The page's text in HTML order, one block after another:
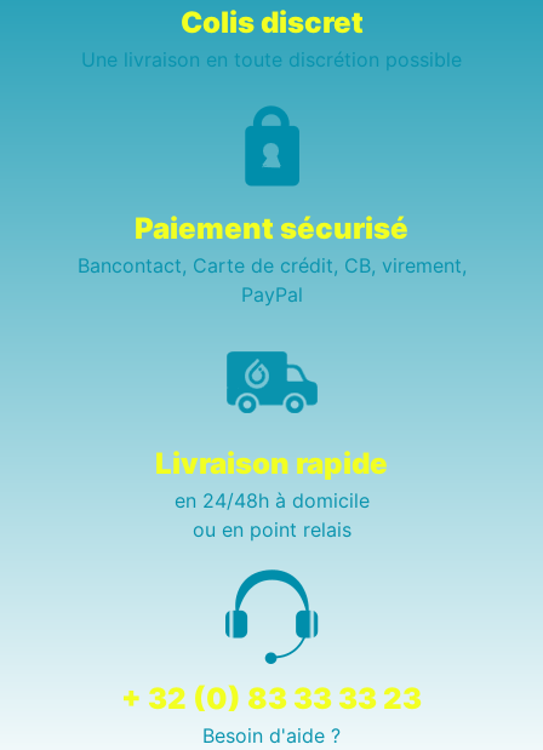
Colis discret
Une livraison en toute discrétion possible
Paiement sécurisé
Bancontact, Carte de crédit, CB, virement,
PayPal
Livraison rapide
en 24/48h à domicile
ou en point relais
+ 32 (0) 83 33 33 23
Besoin d'aide ?